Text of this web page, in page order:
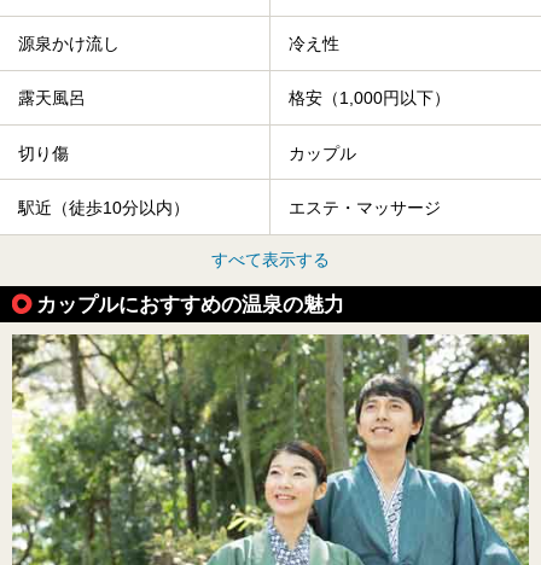
源泉かけ流し 冷え性
露天風呂 格安（1,000円以下）
切り傷 カップル
駅近（徒歩10分以内） エステ・マッサージ
すべて表示する
カップルにおすすめの温泉の魅力